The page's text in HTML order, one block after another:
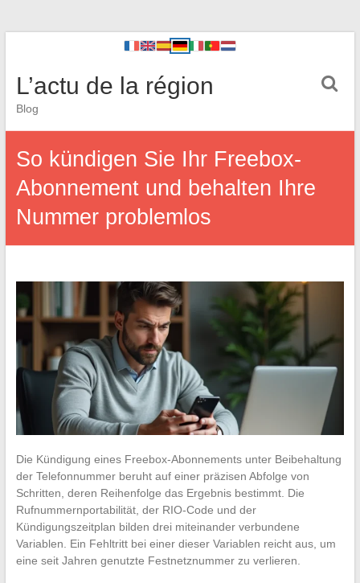
L’actu de la région
Blog
So kündigen Sie Ihr Freebox-
Abonnement und behalten Ihre
Nummer problemlos
Die Kündigung eines Freebox-Abonnements unter Beibehaltung
der Telefonnummer beruht auf einer präzisen Abfolge von
Schritten, deren Reihenfolge das Ergebnis bestimmt. Die
Rufnummernportabilität, der RIO-Code und der
Kündigungszeitplan bilden drei miteinander verbundene
Variablen. Ein Fehltritt bei einer dieser Variablen reicht aus, um
eine seit Jahren genutzte Festnetznummer zu verlieren.